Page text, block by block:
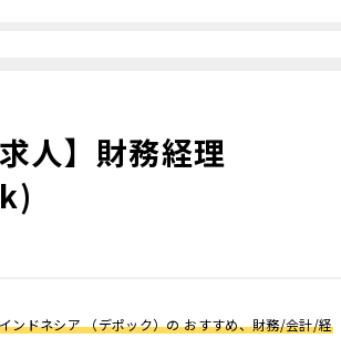
人】財務経理
インドネシア （デポック）の おすすめ、財務/会計/経